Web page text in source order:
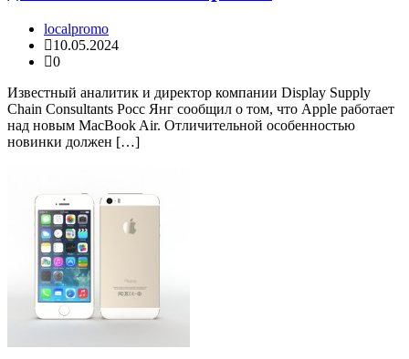
localpromo
10.05.2024
0
Известный аналитик и директор компании Display Supply
Chain Consultants Росс Янг сообщил о том, что Apple работает
над новым MacBook Air. Отличительной особенностью
новинки должен […]